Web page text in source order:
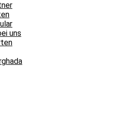
uns